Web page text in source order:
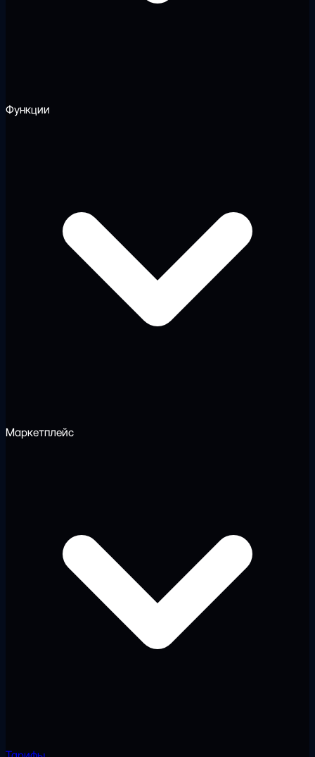
Функции
Маркетплейс